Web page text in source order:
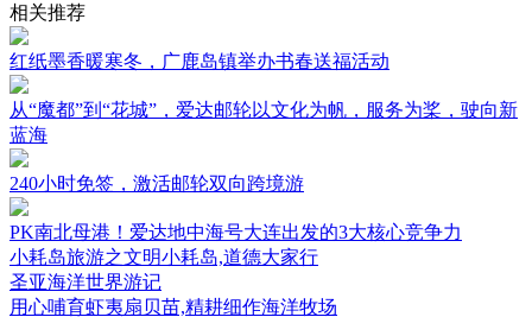
相关推荐
红纸墨香暖寒冬，广鹿岛镇举办书春送福活动
从“魔都”到“花城”，爱达邮轮以文化为帆，服务为桨，驶向新
蓝海
240小时免签，激活邮轮双向跨境游
PK南北母港！爱达地中海号大连出发的3大核心竞争力
小耗岛旅游之文明小耗岛,道德大家行
圣亚海洋世界游记
用心哺育虾夷扇贝苗,精耕细作海洋牧场